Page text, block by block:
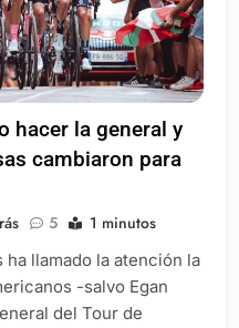
hacer la general y
cambiaron para
5 1 minutos
ha llamado la atención la
-salvo Egan
del Tour de